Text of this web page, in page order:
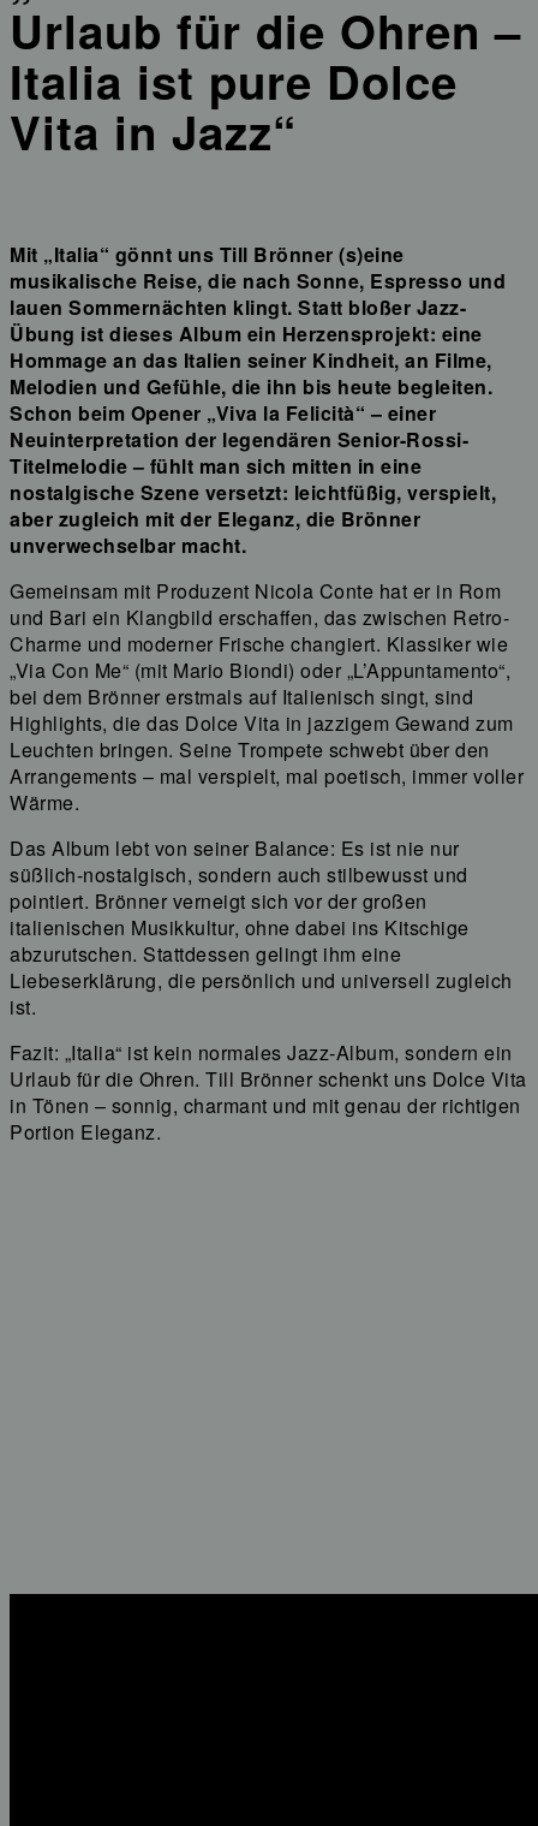
Urlaub für die Ohren –
Italia ist pure Dolce
Vita in Jazz“
Mit „Italia“ gönnt uns Till Brönner (s)eine
musikalische Reise, die nach Sonne, Espresso und
lauen Sommernächten klingt. Statt bloßer Jazz-
Übung ist dieses Album ein Herzensprojekt: eine
Hommage an das Italien seiner Kindheit, an Filme,
Melodien und Gefühle, die ihn bis heute begleiten.
Schon beim Opener „Viva la Felicità“ – einer
Neuinterpretation der legendären Senior-Rossi-
Titelmelodie – fühlt man sich mitten in eine
nostalgische Szene versetzt: leichtfüßig, verspielt,
aber zugleich mit der Eleganz, die Brönner
unverwechselbar macht.
Gemeinsam mit Produzent Nicola Conte hat er in Rom
und Bari ein Klangbild erschaffen, das zwischen Retro-
Charme und moderner Frische changiert. Klassiker wie
„Via Con Me“ (mit Mario Biondi) oder „L’Appuntamento“,
bei dem Brönner erstmals auf Italienisch singt, sind
Highlights, die das Dolce Vita in jazzigem Gewand zum
Leuchten bringen. Seine Trompete schwebt über den
Arrangements – mal verspielt, mal poetisch, immer voller
Wärme.
Das Album lebt von seiner Balance: Es ist nie nur
süßlich-nostalgisch, sondern auch stilbewusst und
pointiert. Brönner verneigt sich vor der großen
italienischen Musikkultur, ohne dabei ins Kitschige
abzurutschen. Stattdessen gelingt ihm eine
Liebeserklärung, die persönlich und universell zugleich
ist.
Fazit: „Italia“ ist kein normales Jazz-Album, sondern ein
Urlaub für die Ohren. Till Brönner schenkt uns Dolce Vita
in Tönen – sonnig, charmant und mit genau der richtigen
Portion Eleganz.